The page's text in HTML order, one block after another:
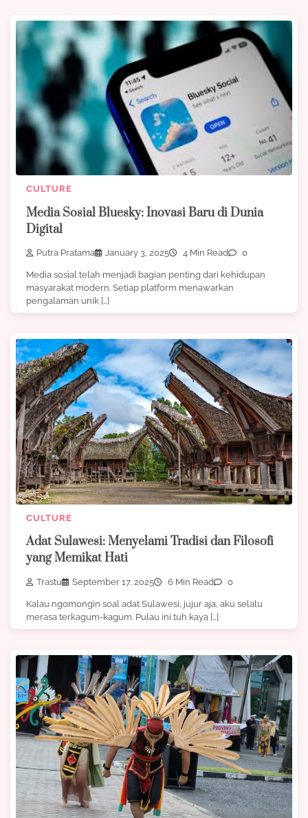
CULTURE
Media Sosial Bluesky: Inovasi Baru di Dunia
Digital
Putra Pratama January 3, 2025 4 Min Read 0
Media sosial telah menjadi bagian penting dari kehidupan
masyarakat modern. Setiap platform menawarkan
pengalaman unik […]
CULTURE
Adat Sulawesi: Menyelami Tradisi dan Filosofi
yang Memikat Hati
Trastu September 17, 2025 6 Min Read 0
Kalau ngomongin soal adat Sulawesi, jujur aja, aku selalu
merasa terkagum-kagum. Pulau ini tuh kaya […]